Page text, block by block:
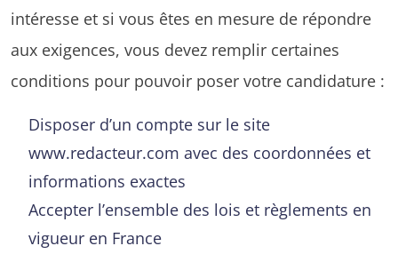
intéresse et si vous êtes en mesure de répondre
aux exigences, vous devez remplir certaines
conditions pour pouvoir poser votre candidature :
Disposer d’un compte sur le site
www.redacteur.com avec des coordonnées et
informations exactes
Accepter l’ensemble des lois et règlements en
vigueur en France